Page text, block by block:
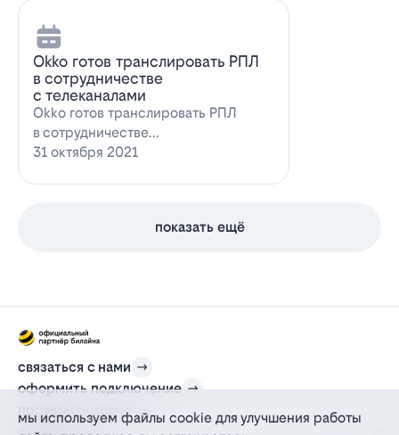
Оkko готов транслировать РПЛ
в сотрудничестве
с телеканалами
Оkko готов транслировать РПЛ
в сотрудничестве
с каналамиВидеосервис Okko
31 октября 2021
показать ещё
связаться с нами
оформить подключение
проверить адрес
для дома
мы используем файлы cookie для улучшения работы